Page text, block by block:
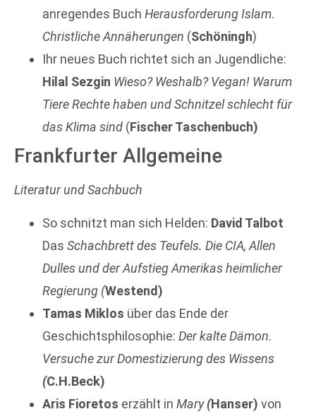
anregendes Buch Herausforderung Islam.
Christliche Annäherungen (Schöningh)
Ihr neues Buch richtet sich an Jugendliche:
Hilal Sezgin Wieso? Weshalb? Vegan! Warum
Tiere Rechte haben und Schnitzel schlecht für
das Klima sind (Fischer Taschenbuch)
Frankfurter Allgemeine
Literatur und Sachbuch
So schnitzt man sich Helden: David Talbot
Das Schachbrett des Teufels. Die CIA, Allen
Dulles und der Aufstieg Amerikas heimlicher
Regierung (Westend)
Tamas Miklos über das Ende der
Geschichtsphilosophie: Der kalte Dämon.
Versuche zur Domestizierung des Wissens
(C.H.Beck)
Aris Fioretos erzählt in Mary(Hanser) von